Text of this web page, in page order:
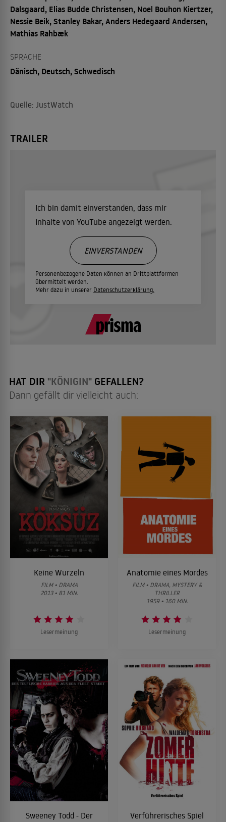
Dalsgaard, Elias Budde Christensen, Noel Bouhon Kiertzer,
Nessie Beik, Stanley Bakar, Anders Hedegaard Andersen,
Mathias Rahbæk
SPRACHE
Dänisch, Deutsch, Schwedisch
Quelle: JustWatch
TRAILER
Ich bin damit einverstanden, dass mir
Inhalte von YouTube angezeigt werden.
Personenbezogene Daten können an Drittplattformen
übermittelt werden.
Mehr dazu in unserer Datenschutzerklärung.
EINVERSTANDEN
HAT DIR "KÖNIGIN" GEFALLEN?
Dann gefällt dir vielleicht auch:
Keine Wurzeln
FILM • DRAMA
2013 • 81 MIN.
Lesermeinung
Anatomie eines Mordes
FILM • DRAMA, MYSTERY &
THRILLER
1959 • 160 MIN.
Lesermeinung
Sweeney Todd - Der
Verführerisches Spiel